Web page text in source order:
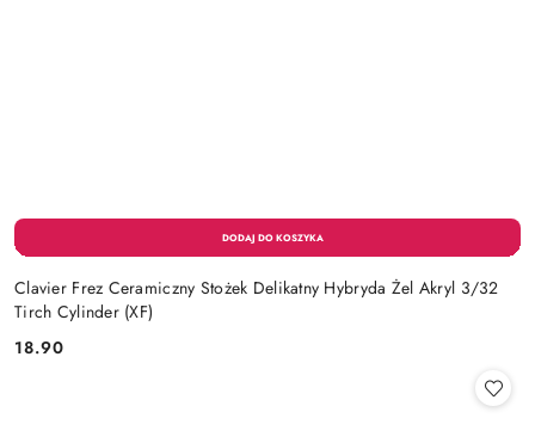
Clavier Frez Ceramiczny Stożek Delikatny Hybryda Żel Akryl 3/32
Tirch Cylinder (XF)
Cena:
18.90